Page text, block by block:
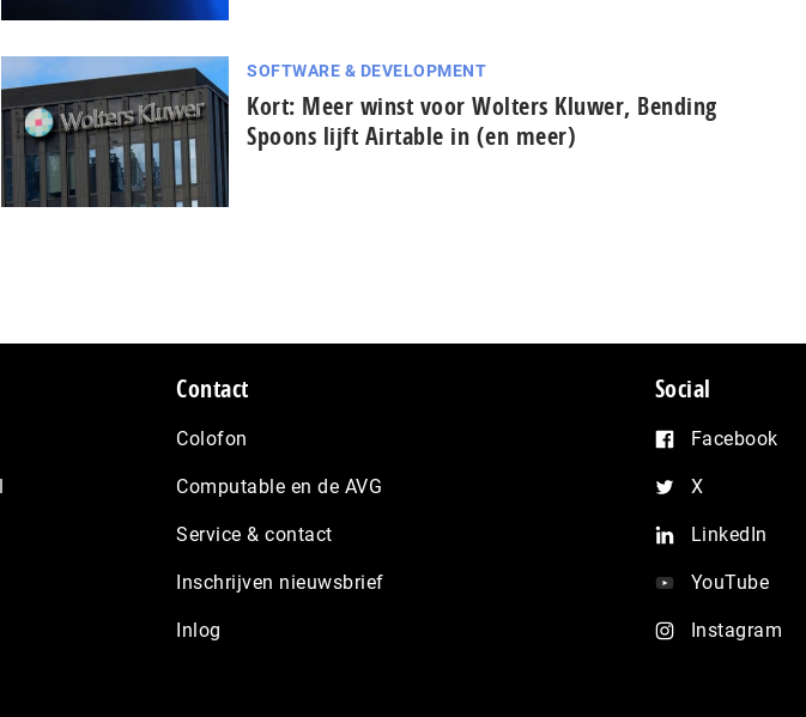
SOFTWARE & DEVELOPMENT
Kort: Meer winst voor Wolters Kluwer, Bending
Spoons lijft Airtable in (en meer)
Contact
Colofon
Computable en de AVG
Service & contact
Inschrijven nieuwsbrief
Inlog
Social
Facebook
X
LinkedIn
YouTube
Instagram